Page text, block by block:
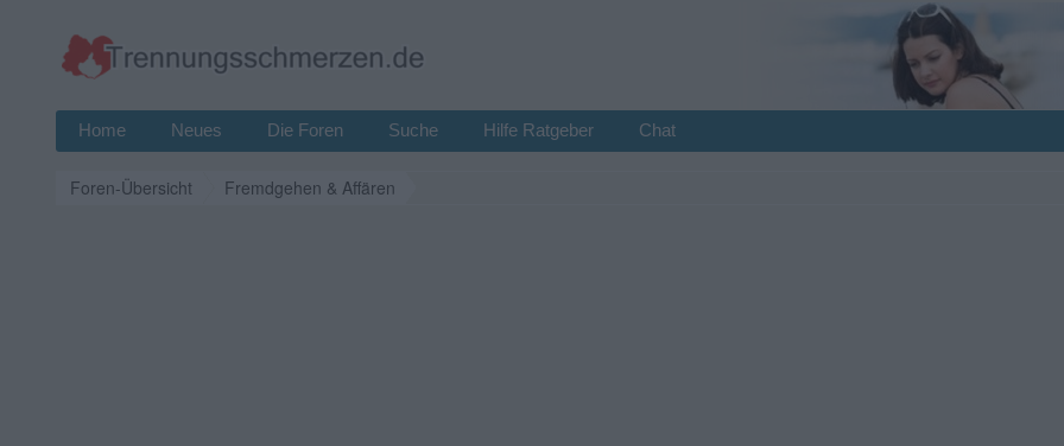
Home Neues Die Foren Suche Hilfe Ratgeber Chat
Foren-Übersicht Fremdgehen & Affären